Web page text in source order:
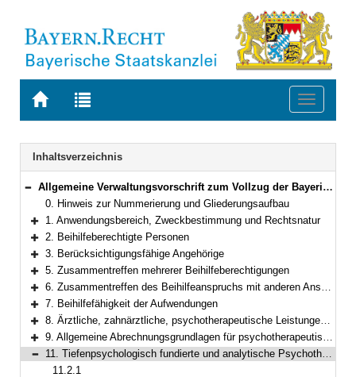
Zur
BAYERN.RECHT
Zur
letzten
Suche
Toggle
Navigation
Inhaltsverzeichnis
Bereich reduzieren
Allgemeine Verwaltungsvorschrift zum Vollzug der Bayerischen Beihilfeverordnung
0. Hinweis zur Nummerierung und Gliederungsaufbau
Bereich erweitern
1. Anwendungsbereich, Zweckbestimmung und Rechtsnatur
Bereich erweitern
2. Beihilfeberechtigte Personen
Bereich erweitern
3. Berücksichtigungsfähige Angehörige
Bereich erweitern
5. Zusammentreffen mehrerer Beihilfeberechtigungen
Bereich erweitern
6. Zusammentreffen des Beihilfeanspruchs mit anderen Ansprüchen
Bereich erweitern
7. Beihilfefähigkeit der Aufwendungen
Bereich erweitern
8. Ärztliche, zahnärztliche, psychotherapeutische Leistungen und Heilpraktikerleistungen
Bereich erweitern
9. Allgemeine Abrechnungsgrundlagen für psychotherapeutische Leistungen
Bereich reduzieren
11. Tiefenpsychologisch fundierte und analytische Psychotherapie
11.2.1